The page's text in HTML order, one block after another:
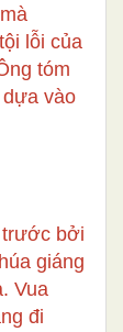
lỗi của
tóm
vào
trước bởi
giáng
Vua
đi